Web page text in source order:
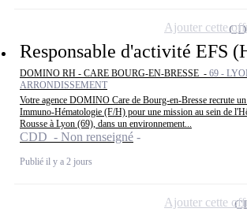
Responsable d'activité EFS
DOMINO RH - CARE BOURG-EN-BRESSE - 69 -
ARRONDISSEMENT
Votre agence DOMINO Care de Bourg-en-Bresse recrute
Immuno-Hématologie (F/H) pour une mission au sein de
Rousse à Lyon (69), dans un environnement...
CDD - Non renseigné
Publié il y a 2 jours
Ajouter cette
Ajouter cette